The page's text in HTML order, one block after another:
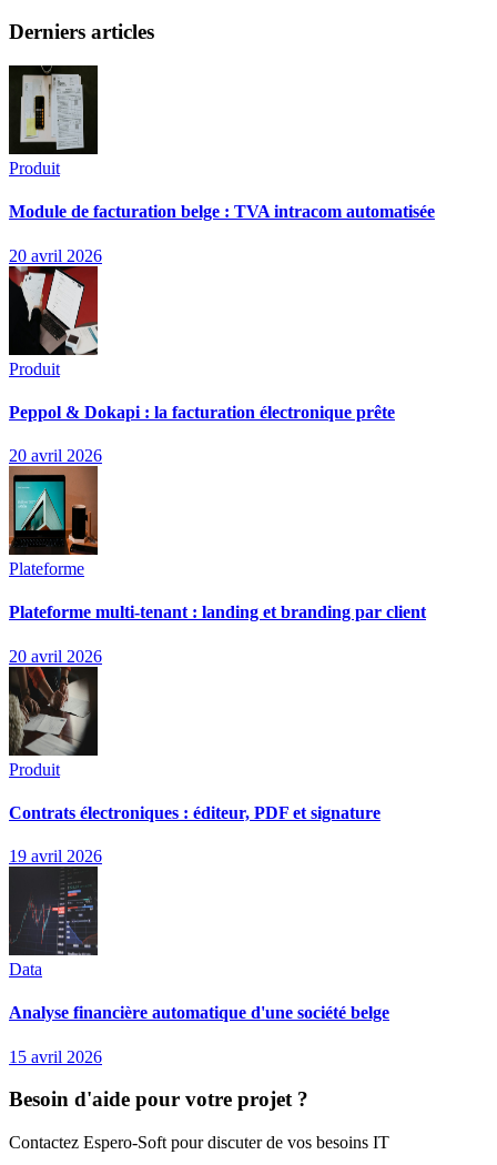
Derniers articles
Produit
Module de facturation belge : TVA intracom automatisée
20 avril 2026
Produit
Peppol & Dokapi : la facturation électronique prête
20 avril 2026
Plateforme
Plateforme multi-tenant : landing et branding par client
20 avril 2026
Produit
Contrats électroniques : éditeur, PDF et signature
19 avril 2026
Data
Analyse financière automatique d'une société belge
15 avril 2026
Besoin d'aide pour votre projet ?
Contactez Espero-Soft pour discuter de vos besoins IT